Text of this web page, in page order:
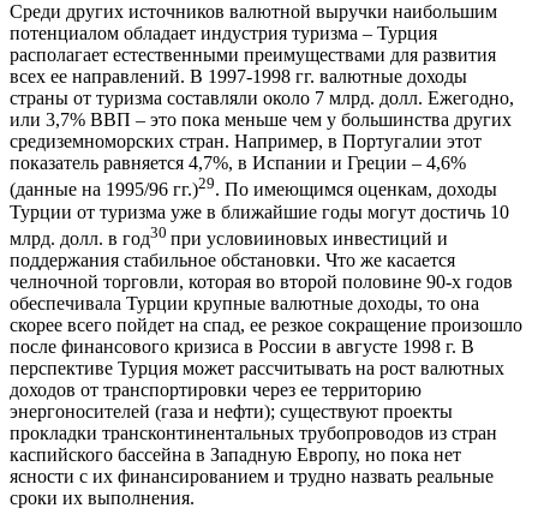
Среди других источников валютной выручки наибольшим
потенциалом обладает индустрия туризма – Турция
располагает естественными преимуществами для развития
всех ее направлений. В 1997-1998 гг. валютные доходы
страны от туризма составляли около 7 млрд. долл. Ежегодно,
или 3,7% ВВП – это пока меньше чем у большинства других
средиземноморских стран. Например, в Португалии этот
показатель равняется 4,7%, в Испании и Греции – 4,6%
(данные на 1995/96 гг.)29. По имеющимся оценкам, доходы
Турции от туризма уже в ближайшие годы могут достичь 10
млрд. долл. в год30 при условииновых инвестиций и
поддержания стабильное обстановки. Что же касается
челночной торговли, которая во второй половине 90-х годов
обеспечивала Турции крупные валютные доходы, то она
скорее всего пойдет на спад, ее резкое сокращение произошло
после финансового кризиса в России в августе 1998 г. В
перспективе Турция может рассчитывать на рост валютных
доходов от транспортировки через ее территорию
энергоносителей (газа и нефти); существуют проекты
прокладки трансконтинентальных трубопроводов из стран
каспийского бассейна в Западную Европу, но пока нет
ясности с их финансированием и трудно назвать реальные
сроки их выполнения.